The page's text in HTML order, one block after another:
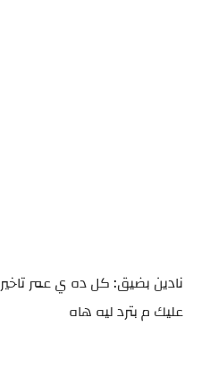
نادين بضيق: كل ده ي عمر
عليك م بترد ليه هاه